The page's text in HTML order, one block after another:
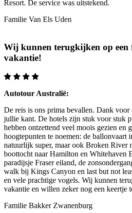
Resort. De service was uitstekend.
Familie Van Els Uden
Wij kunnen terugkijken op een
vakantie!
Autotour Australië:
De reis is ons prima bevallen. Dank voor
jullie kant. De hotels zijn stuk voor stuk
hebben ontzettend veel moois gezien en
hoogtepunten te noemen: de ballonvaart
natuurlijk super, maar ook Broken River
boottocht naar Hamilton en Whitehaven
paradijsje Fraser eiland, de
walk bij Kings Canyon en last but not
en vele prachtige vogels. Wij kunnen
vakantie en willen zeker nog een keertje
Familie Bakker Zwanenburg